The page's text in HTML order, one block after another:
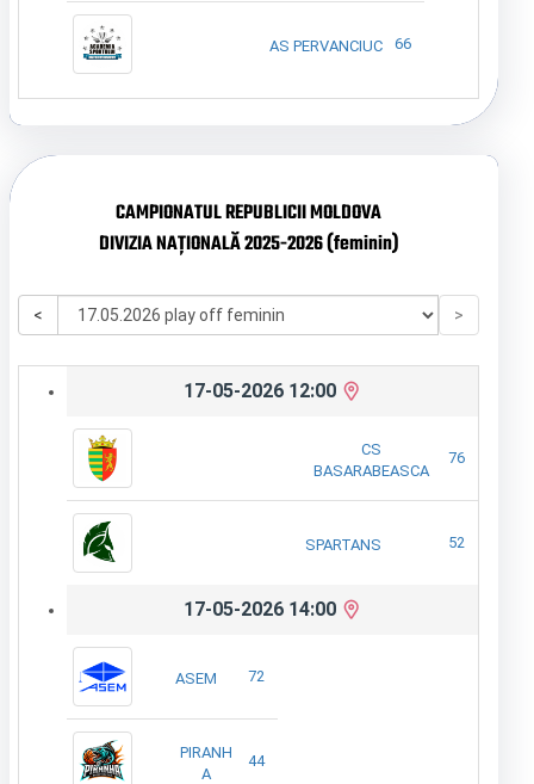
AS PERVANCIUC 66
CAMPIONATUL REPUBLICII MOLDOVA
DIVIZIA NAȚIONALĂ 2025-2026 (feminin)
< >
17-05-2026 12:00
CS
BASARABEASCA
76
SPARTANS 52
17-05-2026 14:00
ASEM 72
PIRANH
A
44